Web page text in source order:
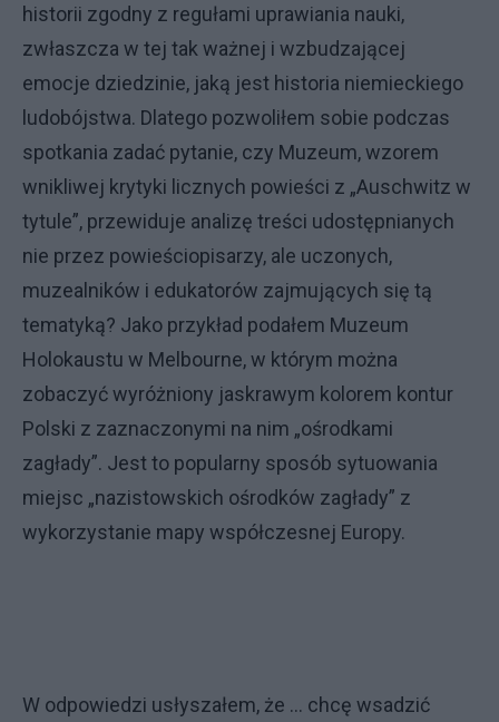
historii zgodny z regułami uprawiania nauki,
zwłaszcza w tej tak ważnej i wzbudzającej
emocje dziedzinie, jaką jest historia niemieckiego
ludobójstwa. Dlatego pozwoliłem sobie podczas
spotkania zadać pytanie, czy Muzeum, wzorem
wnikliwej krytyki licznych powieści z „Auschwitz w
tytule”, przewiduje analizę treści udostępnianych
nie przez powieściopisarzy, ale uczonych,
muzealników i edukatorów zajmujących się tą
tematyką? Jako przykład podałem Muzeum
Holokaustu w Melbourne, w którym można
zobaczyć wyróżniony jaskrawym kolorem kontur
Polski z zaznaczonymi na nim „ośrodkami
zagłady”. Jest to popularny sposób sytuowania
miejsc „nazistowskich ośrodków zagłady” z
wykorzystanie mapy współczesnej Europy.
W odpowiedzi usłyszałem, że … chcę wsadzić